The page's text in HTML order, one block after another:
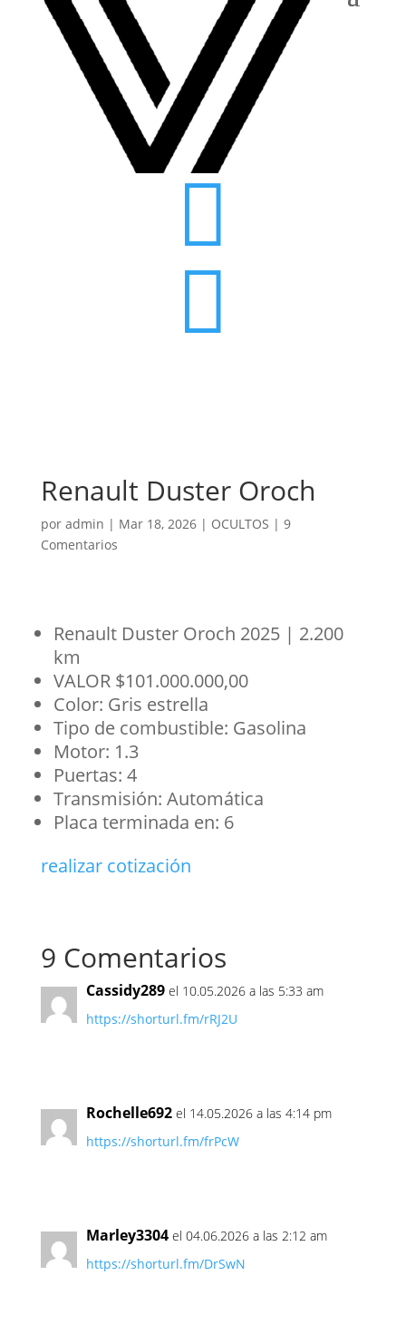


Renault Duster Oroch
por admin | Mar 18, 2026| OCULTOS | 9
Comentarios
Renault Duster Oroch 2025 | 2.200
km
VALOR $101.000.000,00
Color: Gris estrella
Tipo de combustible: Gasolina
Motor: 1.3
Puertas: 4
Transmisión: Automática
Placa terminada en: 6
realizar cotización
9 Comentarios
Cassidy289 el 10.05.2026 a las 5:33 am
https://shorturl.fm/rRJ2U
Rochelle692 el 14.05.2026 a las 4:14 pm
https://shorturl.fm/frPcW
Marley3304 el 04.06.2026 a las 2:12 am
https://shorturl.fm/DrSwN